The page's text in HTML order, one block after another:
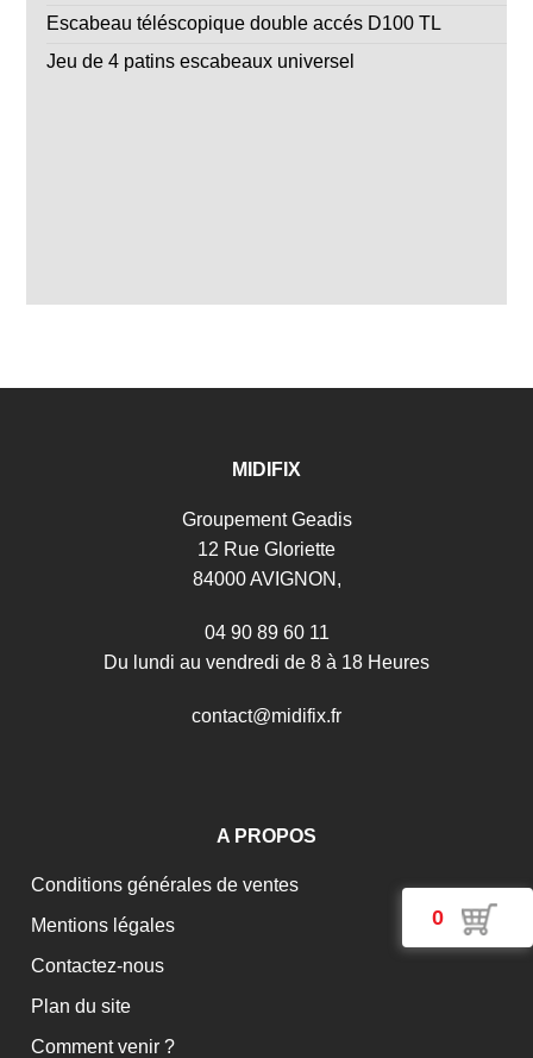
0
Escabeau téléscopique double accés D100 TL
Jeu de 4 patins escabeaux universel
MIDIFIX
Groupement Geadis
12 Rue Gloriette
84000 AVIGNON,
04 90 89 60 11
Du lundi au vendredi de 8 à 18 Heures
contact@midifix.fr
A PROPOS
Conditions générales de ventes
Mentions légales
Contactez-nous
Plan du site
Comment venir ?